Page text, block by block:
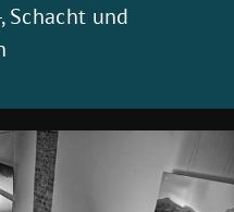
Schacht und